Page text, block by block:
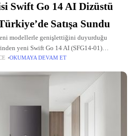
Swift Go 14 AI Dizüstü
Satışa Sundu
modellerle genişlettiğini duyurduğu
yeni Swift Go 14 AI (SFG14-01)
OKUMAYA DEVAM ET